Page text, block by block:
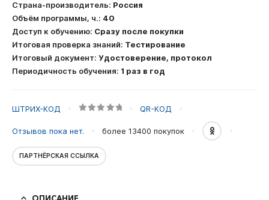
выполнения
работ
повышенной
опасности,
к
которым
требования
соответствии
с
нормативными
Страна-производитель: Россия
Объём программы, ч.: 40
Доступ к обучению: Сразу после покупки
Итоговая проверка знаний: Тестирование
Итоговый документ: Удостоверение, протокол
Периодичность обучения: 1 раз в год
ШТРИХ-КОД QR-КОД
Отзывов пока нет. более 13400 покупок
ПАРТНЁРСКАЯ ССЫЛКА